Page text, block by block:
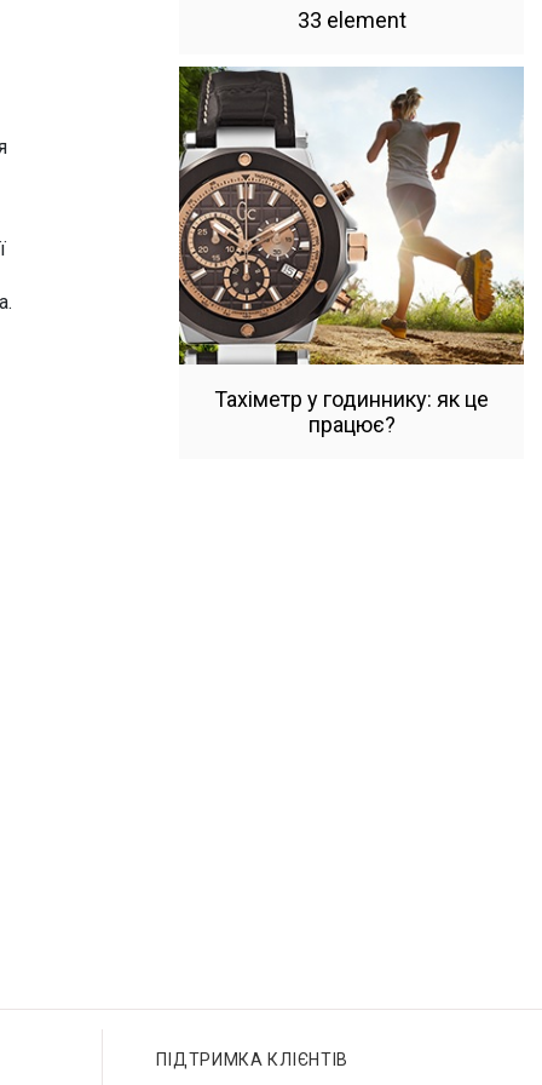
33 element
Тахіметр у годиннику: як це
працює?
ПІДТРИМКА КЛІЄНТІВ